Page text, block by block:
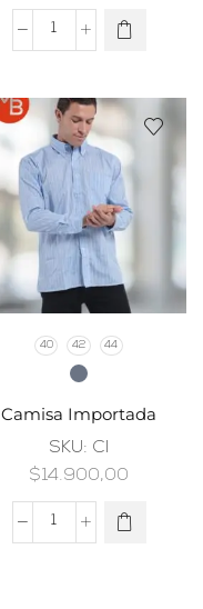
40 42 44
Camisa Importada
SKU: CI
$14.900,00